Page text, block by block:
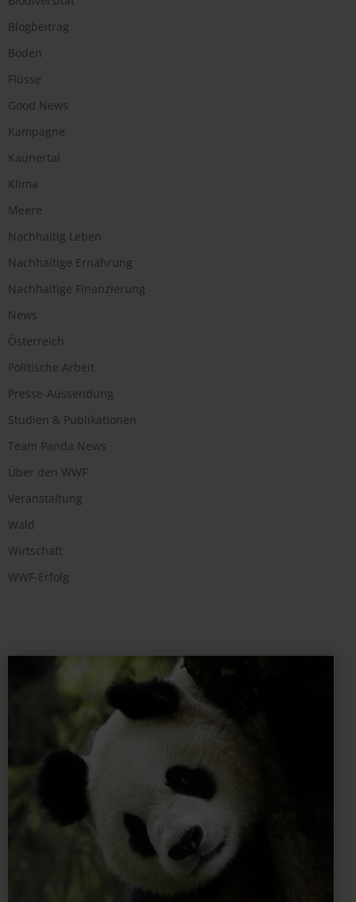
Blogbeitrag
Boden
Flüsse
Good News
Kampagne
Kaunertal
Klima
Meere
Nachhaltig Leben
Nachhaltige Ernährung
Nachhaltige Finanzierung
News
Österreich
Politische Arbeit
Presse-Aussendung
Studien & Publikationen
Team Panda News
Über den WWF
Veranstaltung
Wald
Wirtschaft
WWF-Erfolg